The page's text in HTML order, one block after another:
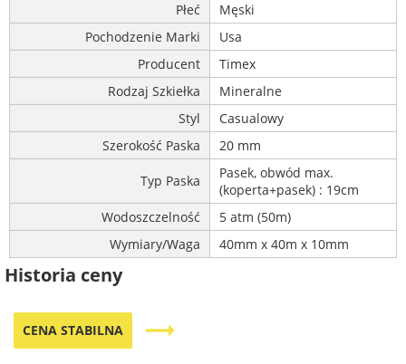
Płeć
Męski
Pochodzenie Marki
Usa
Producent
Timex
Rodzaj Szkiełka
Mineralne
Styl
Casualowy
Szerokość Paska
20 mm
Typ Paska
Pasek, obwód max.
(koperta+pasek) : 19cm
Wodoszczelność
5 atm (50m)
Wymiary/Waga
40mm x 40m x 10mm
Historia ceny
CENA STABILNA trending_flat